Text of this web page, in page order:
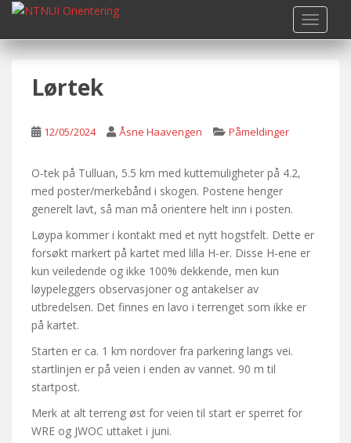
i
Lørtek
12/05/2024 Åsne Haavengen Påmeldinger
O-tek på Tulluan, 5.5 km med kuttemuligheter på 4.2,
med poster/merkebånd i skogen. Postene henger
generelt lavt, så man må orientere helt inn i posten.
Løypa kommer i kontakt med et nytt hogstfelt. Dette er
forsøkt markert på kartet med lilla H-er. Disse H-ene er
kun veiledende og ikke 100% dekkende, men kun
løypeleggers observasjoner og antakelser av
utbredelsen. Det finnes en lavo i terrenget som ikke er
på kartet.
Starten er ca. 1 km nordover fra parkering langs vei.
startlinjen er på veien i enden av vannet. 90 m til
startpost.
Merk at alt terreng øst for veien til start er sperret for
WRE og JWOC uttaket i juni.